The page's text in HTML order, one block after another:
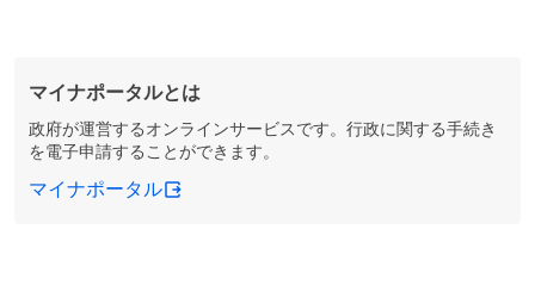
マイナポータルとは
政府が運営するオンラインサービスです。行政に関する手続き
を電子申請することができます。
マイナポータル